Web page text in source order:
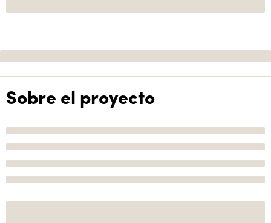
Sobre el proyecto